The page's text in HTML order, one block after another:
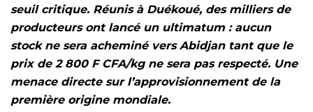
seuil critique. Réunis à Duékoué, des milliers de
producteurs ont lancé un ultimatum : aucun
stock ne sera acheminé vers Abidjan tant que le
prix de 2 800 F CFA/kg ne sera pas respecté. Une
menace directe sur l’approvisionnement de la
première origine mondiale.